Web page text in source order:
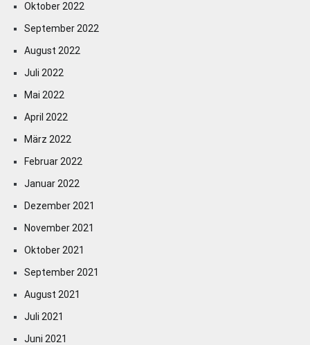
Oktober 2022
September 2022
August 2022
Juli 2022
Mai 2022
April 2022
März 2022
Februar 2022
Januar 2022
Dezember 2021
November 2021
Oktober 2021
September 2021
August 2021
Juli 2021
Juni 2021